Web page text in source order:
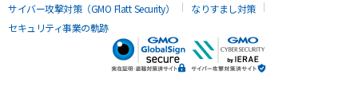
AIで最適なアプリを探す
サイバー攻撃対策（GMO Flatt Security）
なりすまし対策
セキュリティ事業の軌跡